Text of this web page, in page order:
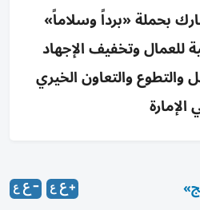
بحملة «برداً وسلاماً»
للعمال وتخفيف الإجهاد
والتطوع والتعاون الخيري
الإمارة